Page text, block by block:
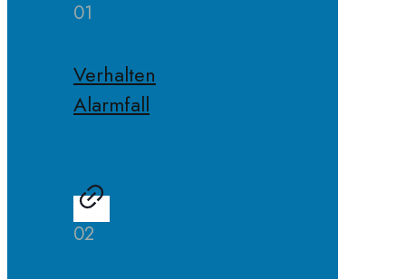
01
Verhalten
Alarmfall
02